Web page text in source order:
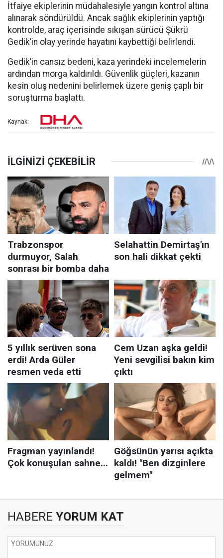
İtfaiye ekiplerinin müdahalesiyle yangın kontrol altına
alınarak söndürüldü. Ancak sağlık ekiplerinin yaptığı
kontrolde, araç içerisinde sıkışan sürücü Şükrü
Gedik’in olay yerinde hayatını kaybettiği belirlendi.
Gedik’in cansız bedeni, kaza yerindeki incelemelerin
ardından morga kaldırıldı. Güvenlik güçleri, kazanın
kesin oluş nedenini belirlemek üzere geniş çaplı bir
soruşturma başlattı.
Kaynak:
HABERE YORUM KAT